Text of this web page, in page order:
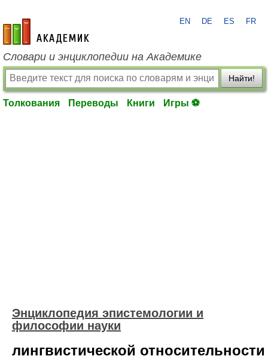
academic.ru
EN DE ES FR
Словари и энциклопедии на Академике
Найти!
Толкования Переводы Книги Игры ⚽
Энциклопедия эпистемологии и
философии науки
лингвистической относительности